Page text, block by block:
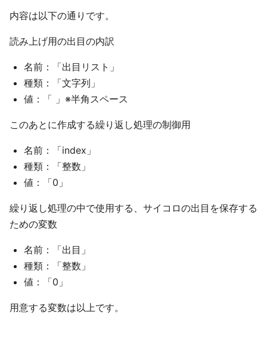
内容は以下の通りです。
読み上げ用の出目の内訳
名前：「出目リスト」
種類：「文字列」
値：「 」※半角スペース
このあとに作成する繰り返し処理の制御用
名前：「index」
種類：「整数」
値：「0」
繰り返し処理の中で使用する、サイコロの出目を保存する
ための変数
名前：「出目」
種類：「整数」
値：「0」
用意する変数は以上です。